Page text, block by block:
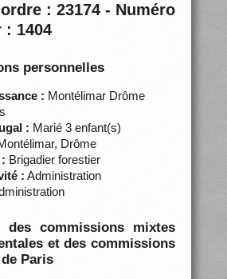
: 23174 - Numéro
: 1404
personnelles
: Montélimar Drôme
: Marié 3 enfant(s)
Drôme
Brigadier forestier
: Administration
des commissions mixtes
et des commissions
Paris